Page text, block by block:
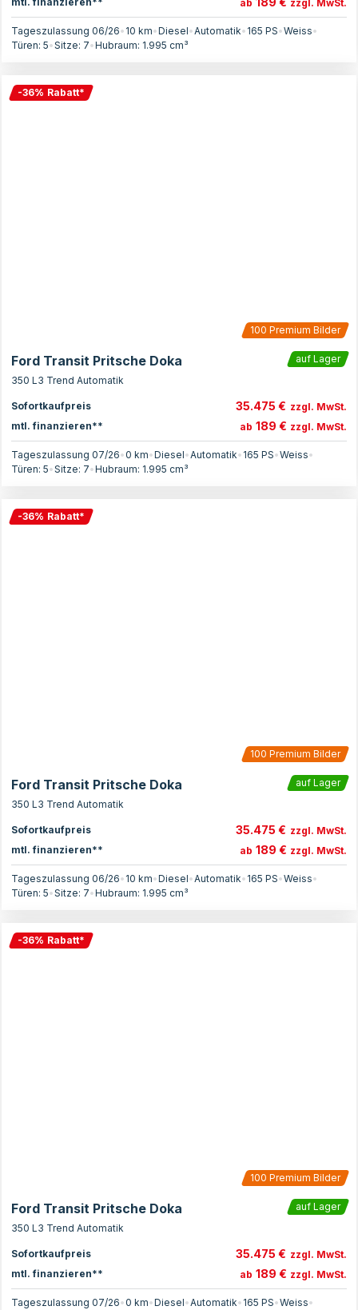
ab zzgl. MwSt.
Tageszulassung 06/26• 10 km•Diesel•Automatik• 165 PS•Weiss•
Türen: 5•Sitze: 7•Hubraum: 1.995 cm³
-36% Rabatt*
100 Premium Bilder
Ford Transit Pritsche Doka
auf Lager
350 L3 Trend Automatik
Sofortkaufpreis 35.475 € zzgl. MwSt.
mtl. finanzieren**
ab 189 € zzgl. MwSt.
Tageszulassung 07/26•0 km•Diesel•Automatik• 165 PS•Weiss•
Türen: 5•Sitze: 7•Hubraum: 1.995 cm³
-36% Rabatt*
100 Premium Bilder
Ford Transit Pritsche Doka
auf Lager
350 L3 Trend Automatik
Sofortkaufpreis 35.475 € zzgl. MwSt.
mtl. finanzieren**
ab 189 € zzgl. MwSt.
Tageszulassung 06/26• 10 km•Diesel•Automatik• 165 PS•Weiss•
Türen: 5•Sitze: 7•Hubraum: 1.995 cm³
-36% Rabatt*
100 Premium Bilder
Ford Transit Pritsche Doka
auf Lager
350 L3 Trend Automatik
Sofortkaufpreis 35.475 € zzgl. MwSt.
mtl. finanzieren**
ab 189 € zzgl. MwSt.
Tageszulassung 07/26•0 km•Diesel•Automatik• 165 PS•Weiss•